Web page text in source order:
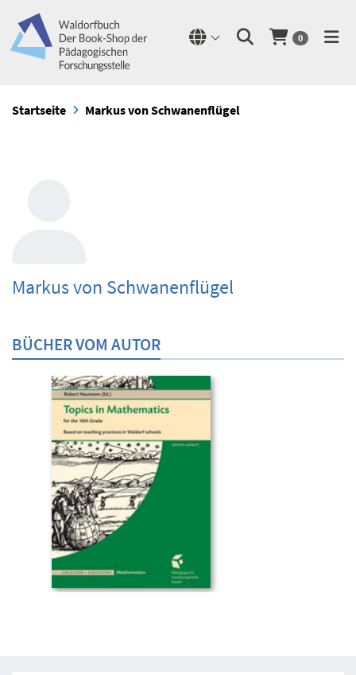
0
Startseite Markus von Schwanenflügel
Markus von Schwanenflügel
BÜCHER VOM AUTOR